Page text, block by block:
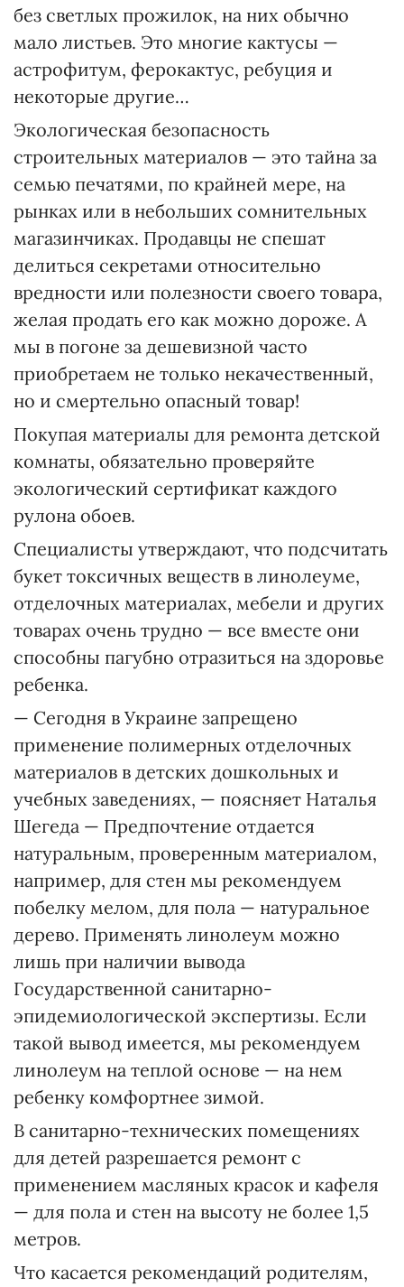
без светлых прожилок, на них обычно
мало листьев. Это многие кактусы —
астрофитум, ферокактус, ребуция и
некоторые другие…
Экологическая безопасность
строительных материалов — это тайна за
семью печатями, по крайней мере, на
рынках или в небольших сомнительных
магазинчиках. Продавцы не спешат
делиться секретами относительно
вредности или полезности своего товара,
желая продать его как можно дороже. А
мы в погоне за дешевизной часто
приобретаем не только некачественный,
но и смертельно опасный товар!
Покупая материалы для ремонта детской
комнаты, обязательно проверяйте
экологический сертификат каждого
рулона обоев.
Специалисты утверждают, что подсчитать
букет токсичных веществ в линолеуме,
отделочных материалах, мебели и других
товарах очень трудно — все вместе они
способны пагубно отразиться на здоровье
ребенка.
— Сегодня в Украине запрещено
применение полимерных отделочных
материалов в детских дошкольных и
учебных заведениях, — поясняет Наталья
Шегеда — Предпочтение отдается
натуральным, проверенным материалом,
например, для стен мы рекомендуем
побелку мелом, для пола — натуральное
дерево. Применять линолеум можно
лишь при наличии вывода
Государственной санитарно-
эпидемиологической экспертизы. Если
такой вывод имеется, мы рекомендуем
линолеум на теплой основе — на нем
ребенку комфортнее зимой.
В санитарно-технических помещениях
для детей разрешается ремонт с
применением масляных красок и кафеля
— для пола и стен на высоту не более 1,5
метров.
Что касается рекомендаций родителям,